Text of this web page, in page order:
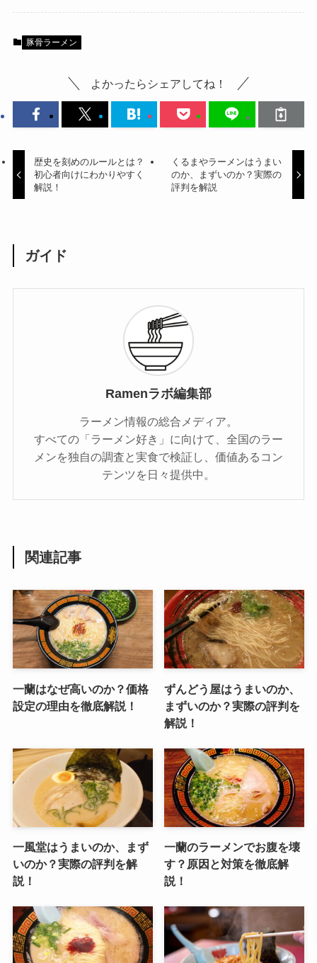
豚骨ラーメン
よかったらシェアしてね！
歴史を刻めのルールとは？
初心者向けにわかりやすく
解説！
くるまやラーメンはうまい
のか、まずいのか？実際の
評判を解説
ガイド
Ramenラボ編集部
ラーメン情報の総合メディア。
すべての「ラーメン好き」に向けて、全国のラー
メンを独自の調査と実食で検証し、価値あるコン
テンツを日々提供中。
関連記事
一蘭はなぜ高いのか？価格
設定の理由を徹底解説！
ずんどう屋はうまいのか、
まずいのか？実際の評判を
解説！
一風堂はうまいのか、まず
いのか？実際の評判を解
説！
一蘭のラーメンでお腹を壊
す？原因と対策を徹底解
説！